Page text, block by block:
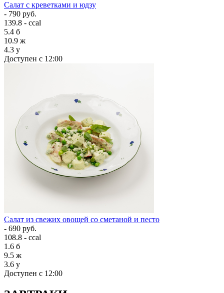
Салат с креветками и юдзу
- 790 руб.
139.8 - ccal
5.4 б
10.9 ж
4.3 у
Доступен с 12:00
Салат из свежих овощей со сметаной и песто
- 690 руб.
108.8 - ccal
1.6 б
9.5 ж
3.6 у
Доступен с 12:00